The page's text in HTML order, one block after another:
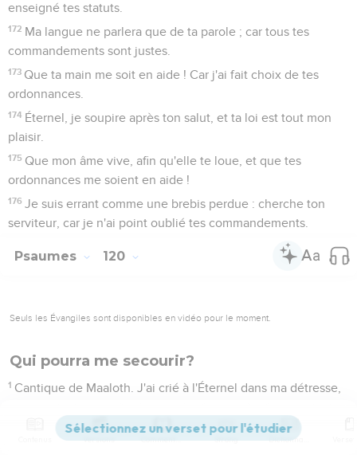
enseigné tes statuts.
172 Ma langue ne parlera que de ta parole ; car tous tes
commandements sont justes.
173 Que ta main me soit en aide ! Car j'ai fait choix de tes
ordonnances.
174 Éternel, je soupire après ton salut, et ta loi est tout mon
plaisir.
175 Que mon âme vive, afin qu'elle te loue, et que tes
ordonnances me soient en aide !
176 Je suis errant comme une brebis perdue : cherche ton
serviteur, car je n'ai point oublié tes commandements.
Psaumes 120
Seuls les Évangiles sont disponibles en vidéo pour le moment.
Qui pourra me secourir?
1 Cantique de Maaloth. J'ai crié à l'Éternel dans ma détresse,
Éternel, délivre mon âme des lèvres menteuses, de la
Versions Commentaires Strong